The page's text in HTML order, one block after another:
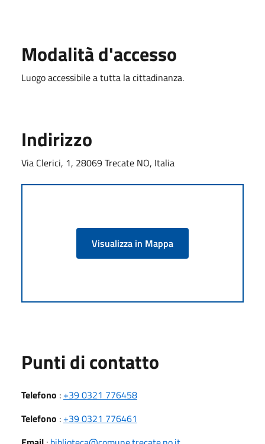
Modalità d'accesso
Luogo accessibile a tutta la cittadinanza.
Indirizzo
Via Clerici, 1, 28069 Trecate NO, Italia
Visualizza in Mappa
Punti di contatto
Telefono : +39 0321 776458
Telefono : +39 0321 776461